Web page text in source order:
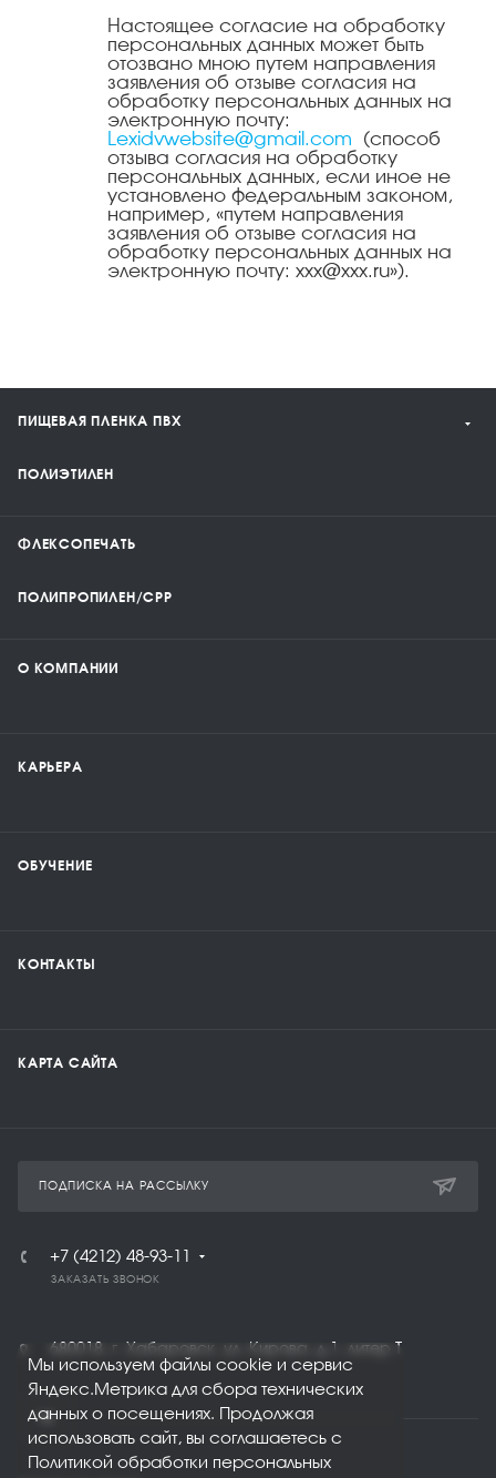
Настоящее согласие на обработку
персональных данных может быть
отозвано мною путем направления
заявления об отзыве согласия на
обработку персональных данных на
электронную почту:
Lexidvwebsite@gmail.com (способ
отзыва согласия на обработку
персональных данных, если иное не
установлено федеральным законом,
например, «путем направления
заявления об отзыве согласия на
обработку персональных данных на
электронную почту: ххх@ххх.ru»).
ПИЩЕВАЯ ПЛЕНКА ПВХ
ПОЛИЭТИЛЕН
ФЛЕКСОПЕЧАТЬ
ПОЛИПРОПИЛЕН/CPP
О КОМПАНИИ
КАРЬЕРА
ОБУЧЕНИЕ
КОНТАКТЫ
КАРТА САЙТА
ПОДПИСКА НА РАССЫЛКУ
+7 (4212) 48-93-11
ЗАКАЗАТЬ ЗВОНОК
680018, г. Хабаровск, ул. Кирова, д.1, литер Т
Мы используем файлы cookie и сервис
Яндекс.Метрика для сбора технических
данных о посещениях. Продолжая
использовать сайт, вы соглашаетесь с
Политикой обработки персональных